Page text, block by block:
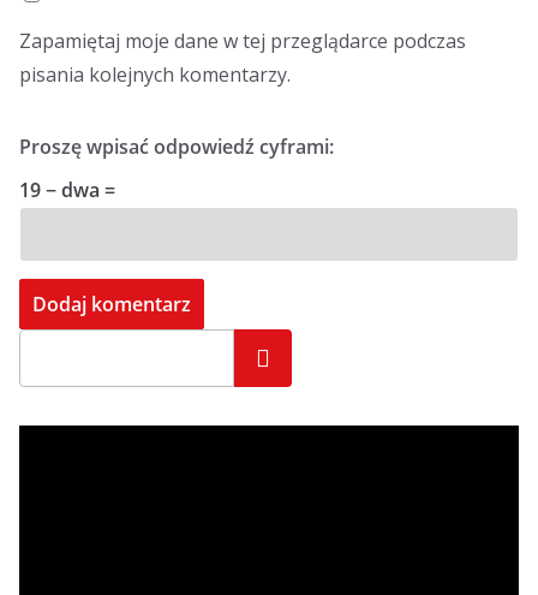
Zapamiętaj moje dane w tej przeglądarce podczas
pisania kolejnych komentarzy.
Proszę wpisać odpowiedź cyframi:
19 − dwa =
Szukaj